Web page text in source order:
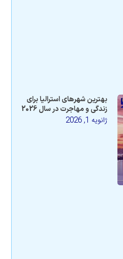
بهترین شهرهای استرالیا برای
زندگی و مهاجرت در سال 2026
ژانویه 1, 2026